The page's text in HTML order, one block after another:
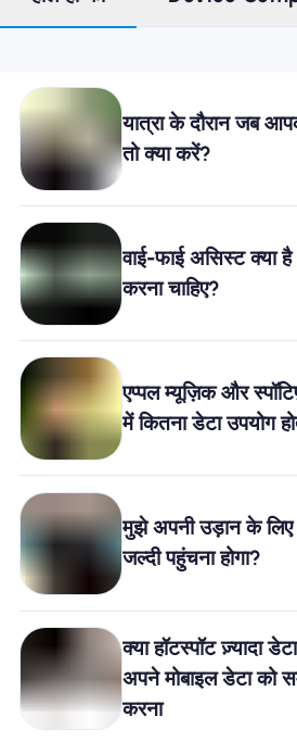
खानाबदोश eSIM क्यों
eSIM का उपयोग करना
व्यापार के लिए
यात्रा के दौरान जब
तो क्या करें?
वाई-फाई असिस्ट क्या
करना चाहिए?
एप्पल म्यूज़िक और
में कितना डेटा उपयोग
मुझे अपनी उड़ान के
जल्दी पहुंचना होगा?
क्या हॉटस्पॉट ज़्यादा
अपने मोबाइल डेटा को
करना